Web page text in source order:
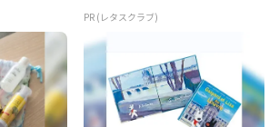
PR (レタスクラブ)